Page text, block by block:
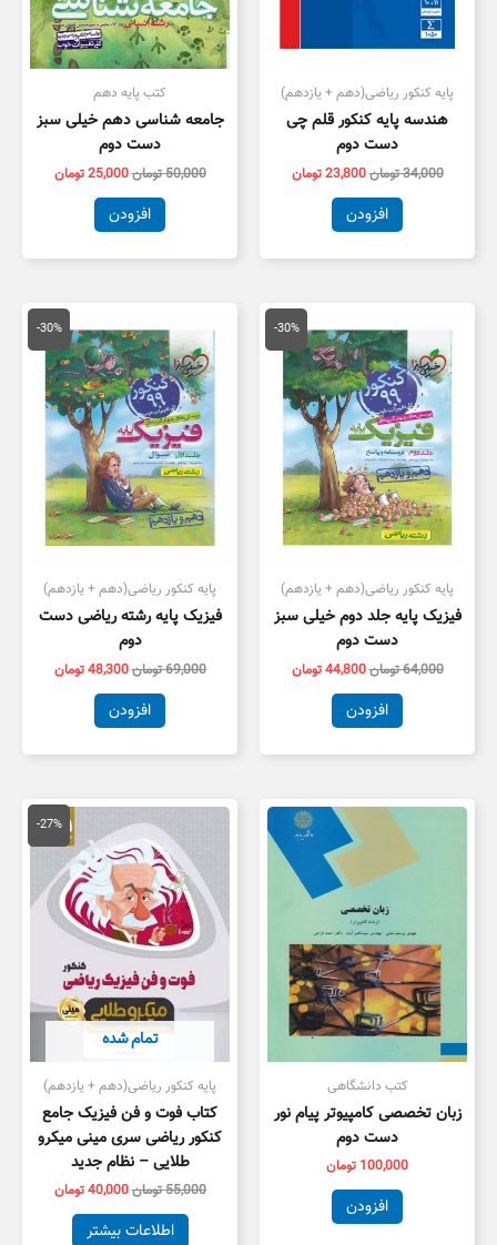
پایه کنکور ریاضی(دهم + یازدهم)
هندسه پایه کنکور قلم چی
دست دوم
34,000تومان23,800تومان
افزودن
کتب پایه دهم
جامعه شناسی دهم خیلی سبز
دست دوم
50,000تومان25,000تومان
افزودن
-30%
پایه کنکور ریاضی(دهم + یازدهم)
فیزیک پایه جلد دوم خیلی سبز
دست دوم
64,000تومان
اصلی
64,000 تومان
بود.
44,800تومان
قیمت
فعلی
است.
افزودن
-30%
پایه کنکور ریاضی(دهم + یازدهم)
فیزیک پایه رشته ریاضی دست
دوم
69,000تومان
اصلی
69,000 تومان
بود.
48,300تومان
قیمت
فعلی
است.
افزودن
کتب دانشگاهی
زبان تخصصی کامپیوتر پیام نور
دست دوم
100,000 تومان
افزودن
-27%
تمام شده
پایه کنکور ریاضی(دهم + یازدهم)
کتاب فوت و فن فیزیک جامع
کنکور ریاضی سری مینی میکرو
طلایی – نظام جدید
55,000تومان
قیمت
اصلی
55,000 تومان
بود.
40,000تومان
قیمت
فعلی
اطلاعات بیشتر